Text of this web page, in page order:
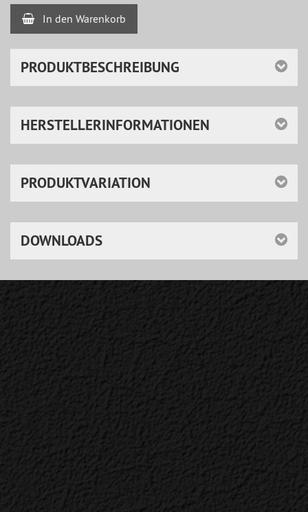
In den Warenkorb
PRODUKTBESCHREIBUNG
HERSTELLERINFORMATIONEN
PRODUKTVARIATION
DOWNLOADS